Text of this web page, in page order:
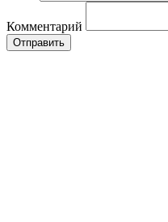
Комментарий
Отправить